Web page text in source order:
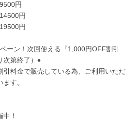
円
円
円
ーン！次回使える『1,000円OFF割引
次第終了）♦
料金で販売している為、ご利用いただ
す。
！